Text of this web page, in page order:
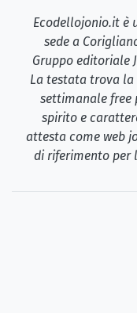
Ecodellojonio.it è
sede a
Gruppo editoriale
La testata trova la
settimanale free
spirito e
attesta come web
di riferimento per